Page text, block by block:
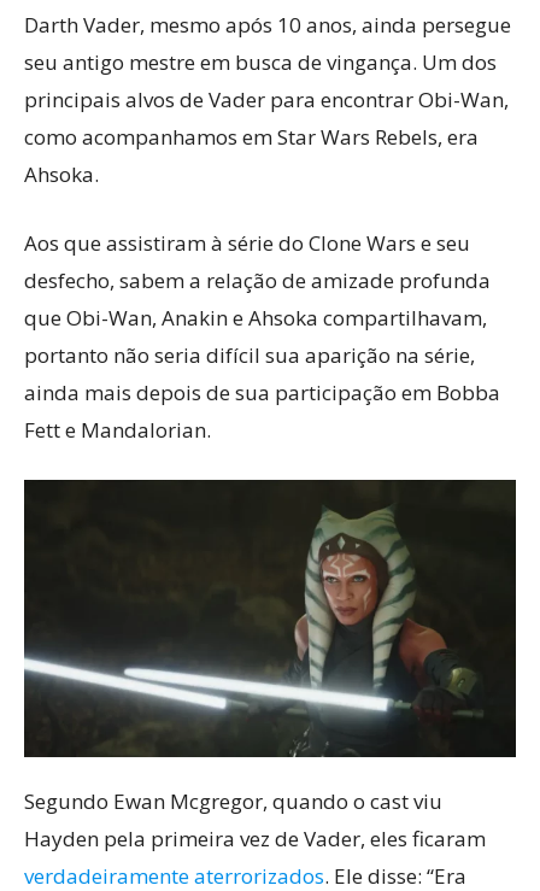
Darth Vader, mesmo após 10 anos, ainda persegue
seu antigo mestre em busca de vingança. Um dos
principais alvos de Vader para encontrar Obi-Wan,
como acompanhamos em Star Wars Rebels, era
Ahsoka.
Aos que assistiram à série do Clone Wars e seu
desfecho, sabem a relação de amizade profunda
que Obi-Wan, Anakin e Ahsoka compartilhavam,
portanto não seria difícil sua aparição na série,
ainda mais depois de sua participação em Bobba
Fett e Mandalorian.
Segundo Ewan Mcgregor, quando o cast viu
Hayden pela primeira vez de Vader, eles ficaram
verdadeiramente aterrorizados. Ele disse: “Era